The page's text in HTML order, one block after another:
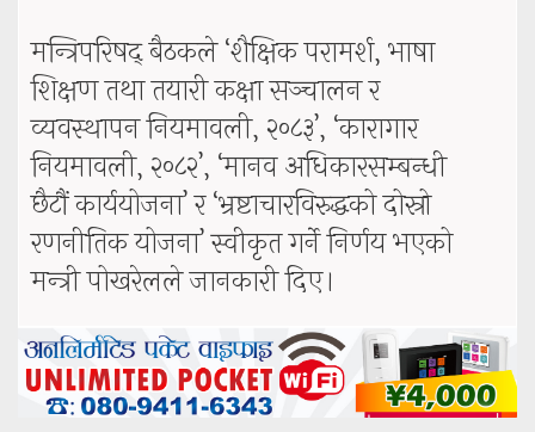
मन्त्रिपरिषद् बैठकले ‘शैक्षिक परामर्श, भाषा
शिक्षण तथा तयारी कक्षा सञ्चालन र
व्यवस्थापन नियमावली, २०८३’, ‘कारागार
नियमावली, २०८२’, ‘मानव अधिकारसम्बन्धी
छैटौं कार्ययोजना’ र ‘भ्रष्टाचारविरुद्धको दोस्रो
रणनीतिक योजना’ स्वीकृत गर्ने निर्णय भएको
मन्त्री पोखरेलले जानकारी दिए।